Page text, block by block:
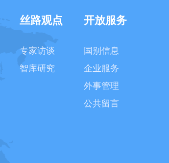
丝路观点
专家访谈
智库研究
开放服务
国别信息
企业服务
外事管理
公共留言